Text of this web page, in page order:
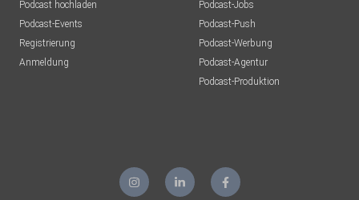
Podcast hochladen
Podcast-Events
Registrierung
Anmeldung
Podcast-Jobs
Podcast-Push
Podcast-Werbung
Podcast-Agentur
Podcast-Produktion